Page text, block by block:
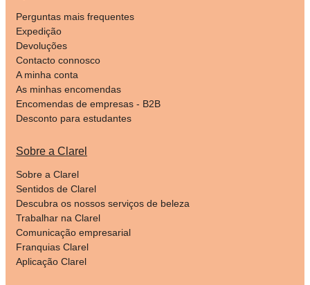
Perguntas mais frequentes
Expedição
Devoluções
Contacto connosco
A minha conta
As minhas encomendas
Encomendas de empresas - B2B
Desconto para estudantes
Sobre a Clarel
Sobre a Clarel
Sentidos de Clarel
Descubra os nossos serviços de beleza
Trabalhar na Clarel
Comunicação empresarial
Franquias Clarel
Aplicação Clarel